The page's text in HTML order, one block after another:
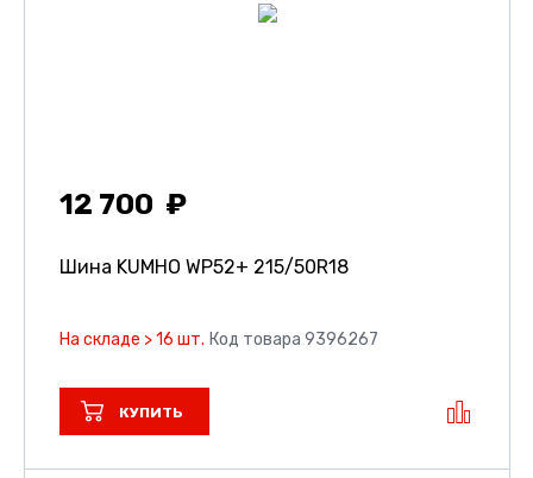
12 700
Шина KUMHO WP52+ 215/50R18
На складе > 16 шт. Код товара 9396267
КУПИТЬ